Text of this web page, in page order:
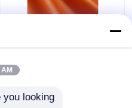
you looking